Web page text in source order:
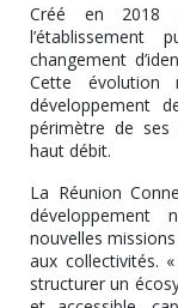
Créé en 2018
changement
Cette évolution
développement
périmètre de
haut débit.
La Réunion
nouvelles
aux collectivités.
structurer un